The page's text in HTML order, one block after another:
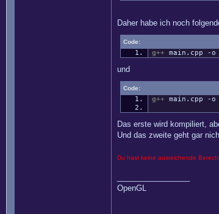
Daher habe ich noch
Code:
g++main.cpp -o
und
Code:
g++main.cpp -o
Das erste wird kompiliert,
Und das zweite geht gar
Du hast keine ausreichende
OpenGL